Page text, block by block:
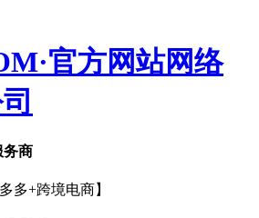
务商
多+跨境电商】